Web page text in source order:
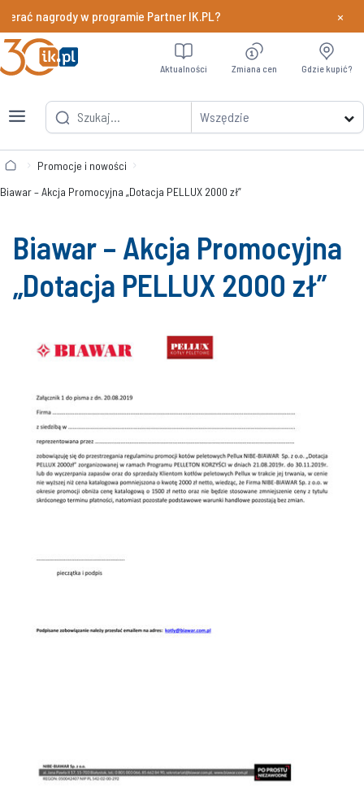
w programie Partner IK.PL? Dowiedz
×
Wszędzie
Aktualności Zmiana cen Gdzie kupić?
Promocje i nowości
Biawar – Akcja Promocyjna „Dotacja PELLUX 2000 zł”
Biawar – Akcja Promocyjna
„Dotacja PELLUX 2000 zł”